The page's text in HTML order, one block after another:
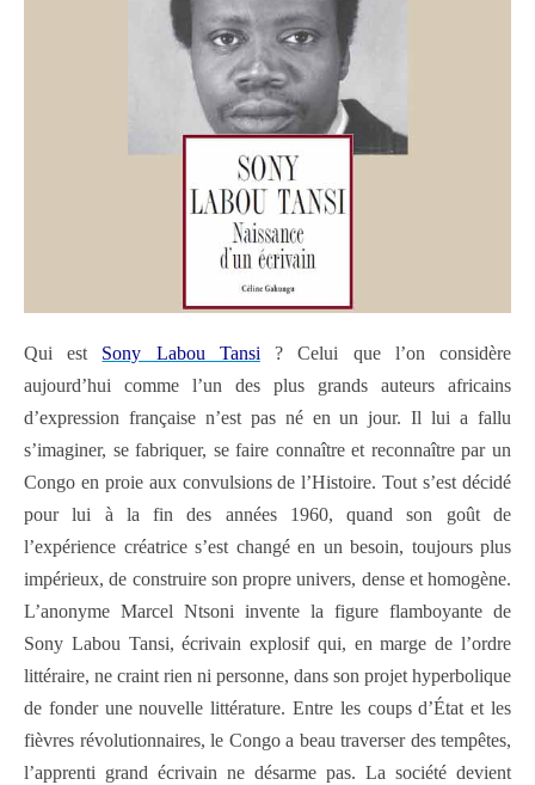
Qui est Sony Labou Tansi? Celui que l’on considère
aujourd’hui comme l’un des plus grands auteurs africains
d’expression française n’est pas né en un jour. Il lui a fallu
s’imaginer, se fabriquer, se faire connaître et reconnaître par un
Congo en proie aux convulsions de l’Histoire. Tout s’est décidé
pour lui à la fin des années 1960, quand son goût de
l’expérience créatrice s’est changé en un besoin, toujours plus
impérieux, de construire son propre univers, dense et homogène.
L’anonyme Marcel Ntsoni invente la figure flamboyante de
Sony Labou Tansi, écrivain explosif qui, en marge de l’ordre
littéraire, ne craint rien ni personne, dans son projet hyperbolique
de fonder une nouvelle littérature. Entre les coups d’État et les
fièvres révolutionnaires, le Congo a beau traverser des tempêtes,
l’apprenti grand écrivain ne désarme pas. La société devient